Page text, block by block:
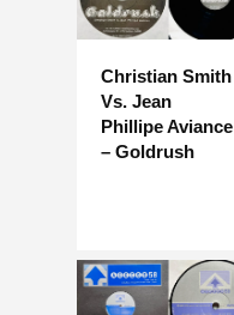
Christian Smith
Vs. Jean
Phillipe Aviance
– Goldrush